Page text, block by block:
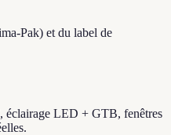
Pak) et du label de
éclairage LED + GTB, fenêtres